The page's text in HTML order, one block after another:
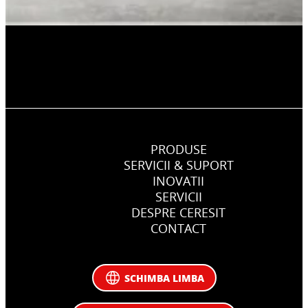
PRODUSE
SERVICII & SUPORT
INOVATII
SERVICII
DESPRE CERESIT
CONTACT
SCHIMBA LIMBA